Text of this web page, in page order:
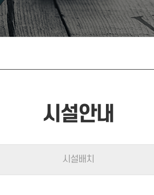
시설안내
시설배치